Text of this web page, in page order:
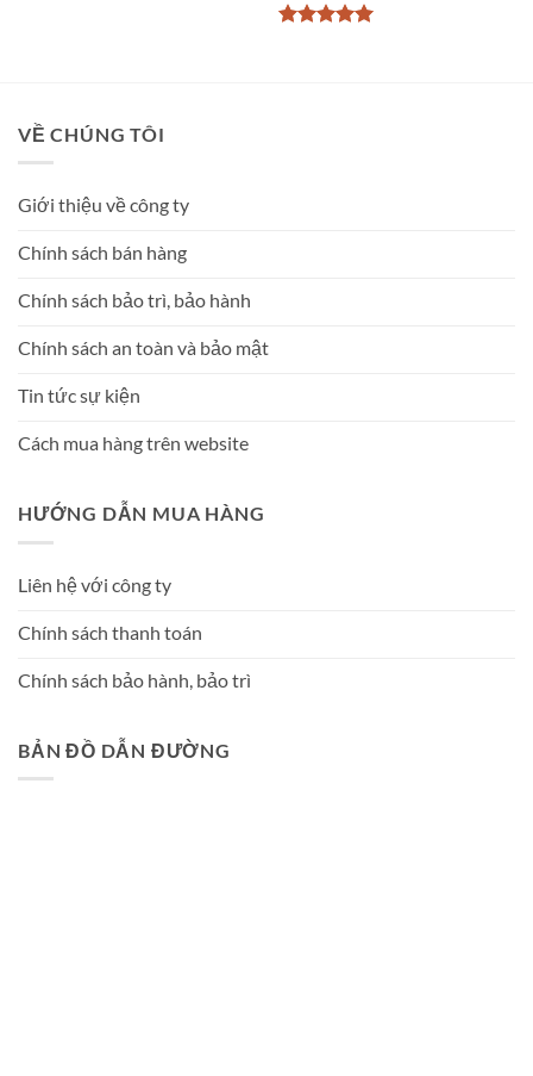
VỀ CHÚNG TÔI
Giới thiệu về công ty
Chính sách bán hàng
Chính sách bảo trì, bảo hành
Chính sách an toàn và bảo mật
Tin tức sự kiện
Cách mua hàng trên website
HƯỚNG DẪN MUA HÀNG
Liên hệ với công ty
Chính sách thanh toán
Chính sách bảo hành, bảo trì
BẢN ĐỒ DẪN ĐƯỜNG